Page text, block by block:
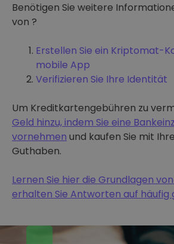
Benötigen Sie weitere
von ?
Erstellen Sie ein Kriptomat-
mobile App
Verifizieren Sie Ihre Identität
Um Kreditkartengebühren zu
Geld hinzu, indem Sie eine
vornehmen und kaufen Sie mit
Guthaben.
Lernen Sie hier die Grundlagen
erhalten Sie Antworten auf häufig